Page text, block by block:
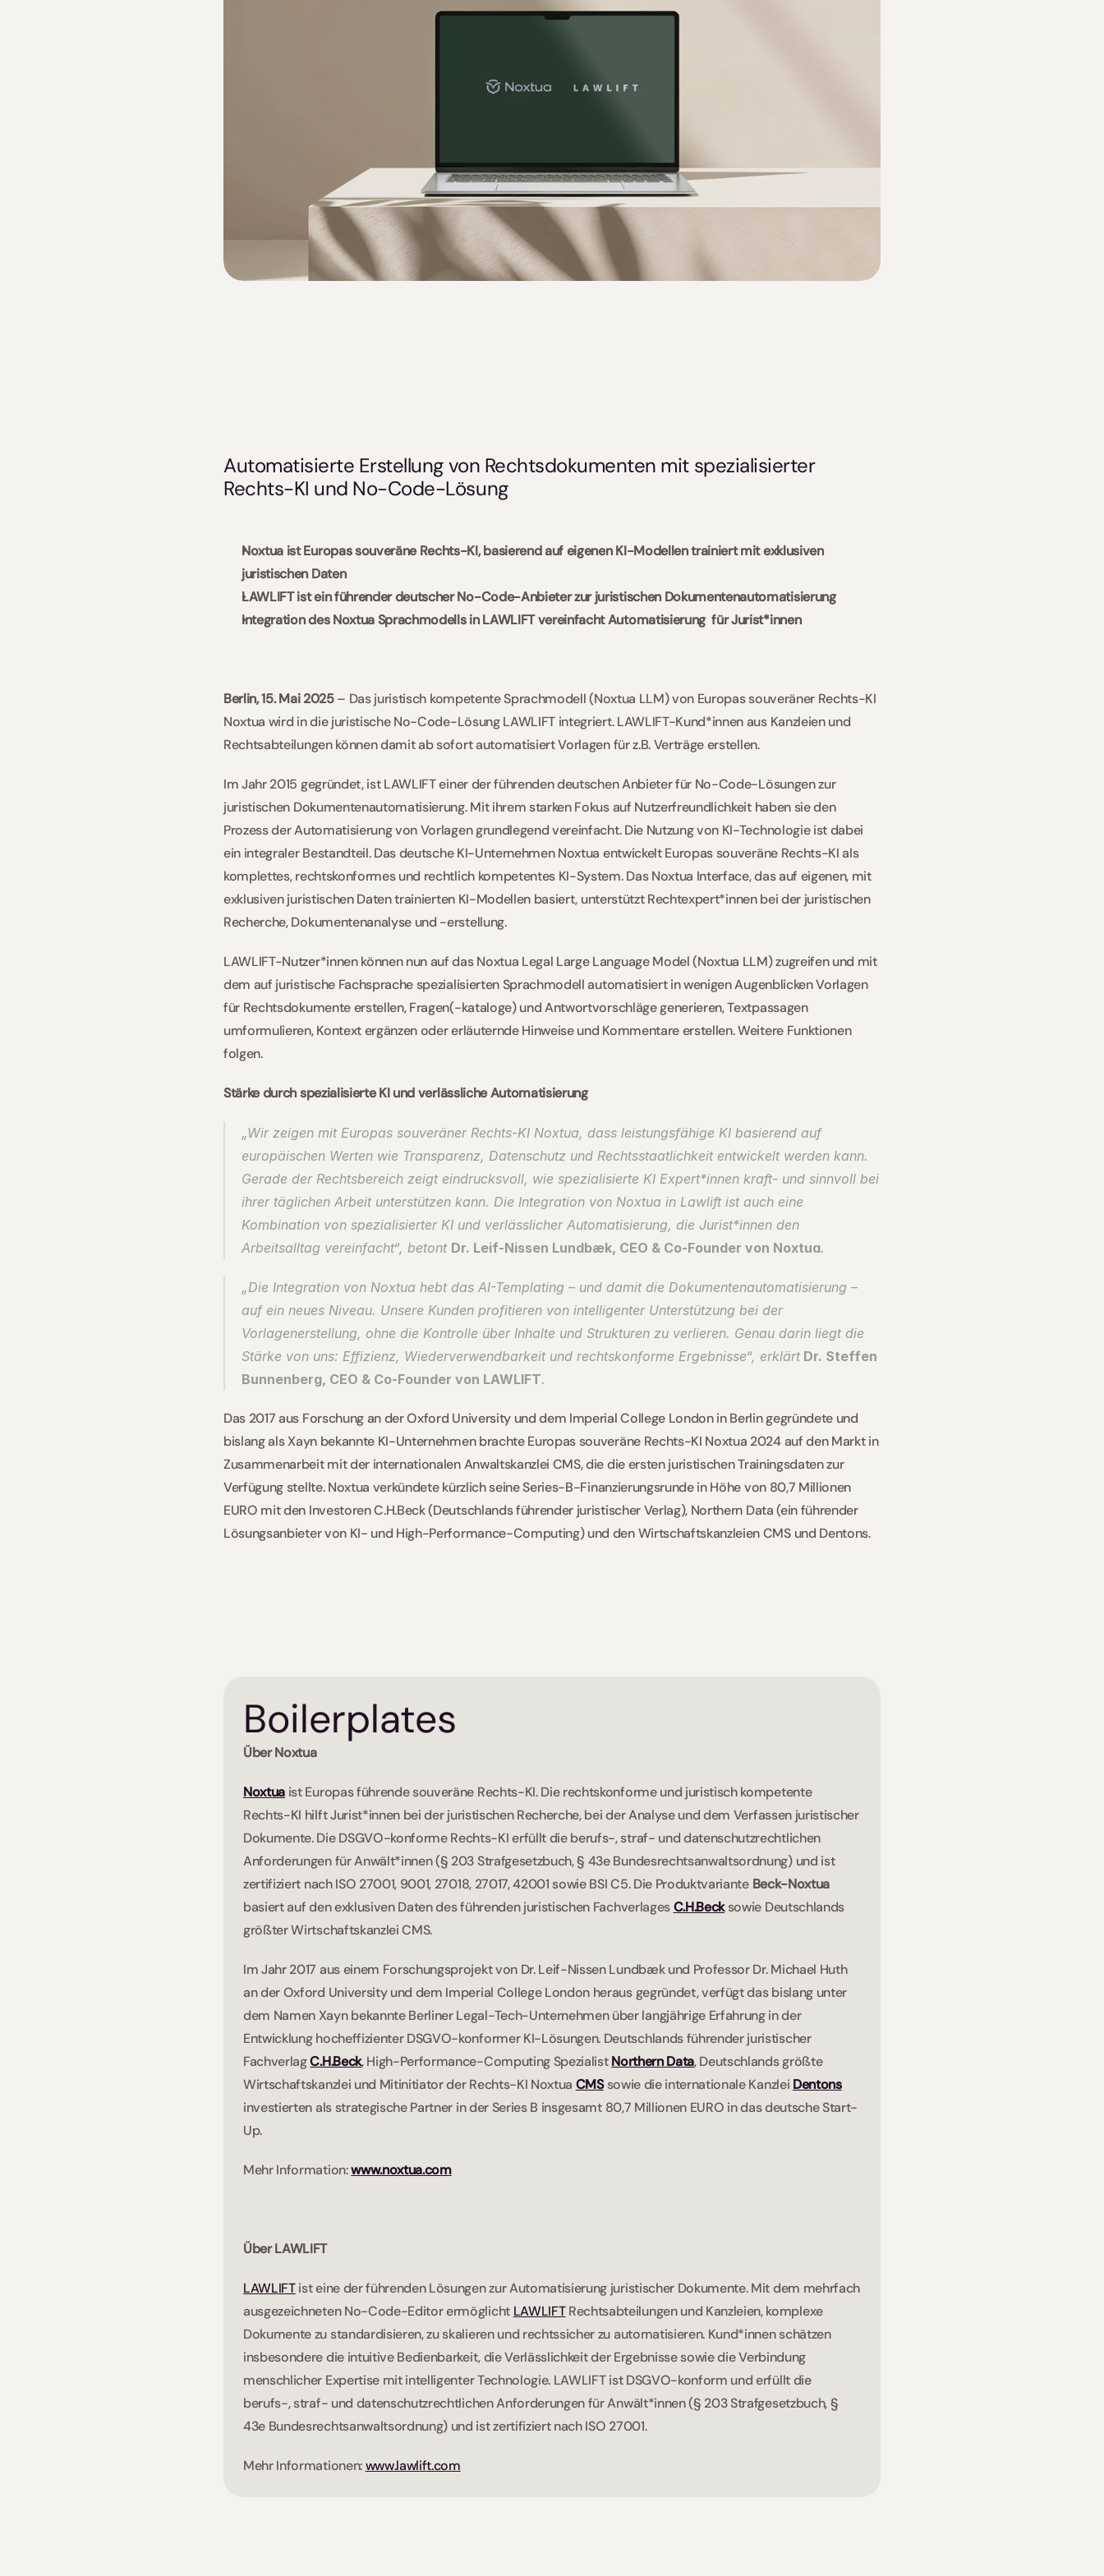
Automatisierte Erstellung von Rechtsdokumenten mit spezialisierter
Rechts-KI und No-Code-Lösung
Noxtua ist Europas souveräne Rechts-KI, basierend auf eigenen KI-Modellen trainiert mit exklusiven
juristischen Daten
LAWLIFT ist ein führender deutscher No-Code-Anbieter zur juristischen Dokumentenautomatisierung
Integration des Noxtua Sprachmodells in LAWLIFT vereinfacht Automatisierung  für Jurist*innen
Berlin, 15. Mai 2025 – Das juristisch kompetente Sprachmodell (Noxtua LLM) von Europas souveräner Rechts-KI
Noxtua wird in die juristische No-Code-Lösung LAWLIFT integriert. LAWLIFT-Kund*innen aus Kanzleien und
Rechtsabteilungen können damit ab sofort automatisiert Vorlagen für z.B. Verträge erstellen.
Im Jahr 2015 gegründet, ist LAWLIFT einer der führenden deutschen Anbieter für No-Code-Lösungen zur
juristischen Dokumentenautomatisierung. Mit ihrem starken Fokus auf Nutzerfreundlichkeit haben sie den
Prozess der Automatisierung von Vorlagen grundlegend vereinfacht. Die Nutzung von KI-Technologie ist dabei
ein integraler Bestandteil. Das deutsche KI-Unternehmen Noxtua entwickelt Europas souveräne Rechts-KI als
komplettes, rechtskonformes und rechtlich kompetentes KI-System. Das Noxtua Interface, das auf eigenen, mit
exklusiven juristischen Daten trainierten KI-Modellen basiert, unterstützt Rechtexpert*innen bei der juristischen
Recherche, Dokumentenanalyse und -erstellung.
LAWLIFT-Nutzer*innen können nun auf das Noxtua Legal Large Language Model (Noxtua LLM) zugreifen und mit
dem auf juristische Fachsprache spezialisierten Sprachmodell automatisiert in wenigen Augenblicken Vorlagen
für Rechtsdokumente erstellen, Fragen(-kataloge) und Antwortvorschläge generieren, Textpassagen
umformulieren, Kontext ergänzen oder erläuternde Hinweise und Kommentare erstellen. Weitere Funktionen
folgen.
Stärke durch spezialisierte KI und verlässliche Automatisierung
„Wir zeigen mit Europas souveräner Rechts-KI Noxtua, dass leistungsfähige KI basierend auf
europäischen Werten wie Transparenz, Datenschutz und Rechtsstaatlichkeit entwickelt werden kann.
Gerade der Rechtsbereich zeigt eindrucksvoll, wie spezialisierte KI Expert*innen kraft- und sinnvoll bei
ihrer täglichen Arbeit unterstützen kann. Die Integration von Noxtua in Lawlift ist auch eine
Kombination von spezialisierter KI und verlässlicher Automatisierung, die Jurist*innen den
Arbeitsalltag vereinfacht“, betont Dr. Leif-Nissen Lundbæk, CEO & Co-Founder von Noxtua.
„Die Integration von Noxtua hebt das AI-Templating – und damit die Dokumentenautomatisierung –
auf ein neues Niveau. Unsere Kunden profitieren von intelligenter Unterstützung bei der
Vorlagenerstellung, ohne die Kontrolle über Inhalte und Strukturen zu verlieren. Genau darin liegt die
Stärke von uns: Effizienz, Wiederverwendbarkeit und rechtskonforme Ergebnisse“, erklärt Dr. Steffen
Bunnenberg, CEO & Co-Founder von LAWLIFT.
Das 2017 aus Forschung an der Oxford University und dem Imperial College London in Berlin gegründete und
bislang als Xayn bekannte KI-Unternehmen brachte Europas souveräne Rechts-KI Noxtua 2024 auf den Markt in
Zusammenarbeit mit der internationalen Anwaltskanzlei CMS, die die ersten juristischen Trainingsdaten zur
Verfügung stellte. Noxtua verkündete kürzlich seine Series-B-Finanzierungsrunde in Höhe von 80,7 Millionen
EURO mit den Investoren C.H.Beck (Deutschlands führender juristischer Verlag), Northern Data (ein führender
Lösungsanbieter von KI- und High-Performance-Computing) und den Wirtschaftskanzleien CMS und Dentons.
Boilerplates
Über Noxtua
Noxtua ist Europas führende souveräne Rechts-KI. Die rechtskonforme und juristisch kompetente
Rechts-KI hilft Jurist*innen bei der juristischen Recherche, bei der Analyse und dem Verfassen juristischer
Dokumente. Die DSGVO-konforme Rechts-KI erfüllt die berufs-, straf- und datenschutzrechtlichen
Anforderungen für Anwält*innen (§ 203 Strafgesetzbuch, § 43e Bundesrechtsanwaltsordnung) und ist
zertifiziert nach ISO 27001, 9001, 27018, 27017, 42001 sowie BSI C5. Die Produktvariante Beck-Noxtua
basiert auf den exklusiven Daten des führenden juristischen Fachverlages C.H.Beck sowie Deutschlands
größter Wirtschaftskanzlei CMS.
Im Jahr 2017 aus einem Forschungsprojekt von Dr. Leif-Nissen Lundbæk und Professor Dr. Michael Huth
an der Oxford University und dem Imperial College London heraus gegründet, verfügt das bislang unter
dem Namen Xayn bekannte Berliner Legal-Tech-Unternehmen über langjährige Erfahrung in der
Entwicklung hocheffizienter DSGVO-konformer KI-Lösungen. Deutschlands führender juristischer
Fachverlag C.H.Beck, High-Performance-Computing Spezialist Northern Data, Deutschlands größte
Wirtschaftskanzlei und Mitinitiator der Rechts-KI Noxtua CMS sowie die internationale Kanzlei Dentons
investierten als strategische Partner in der Series B insgesamt 80,7 Millionen EURO in das deutsche Start-
Up.
Mehr Information: www.noxtua.com
Über LAWLIFT
LAWLIFT ist eine der führenden Lösungen zur Automatisierung juristischer Dokumente. Mit dem mehrfach
ausgezeichneten No-Code-Editor ermöglicht LAWLIFT Rechtsabteilungen und Kanzleien, komplexe
Dokumente zu standardisieren, zu skalieren und rechtssicher zu automatisieren. Kund*innen schätzen
insbesondere die intuitive Bedienbarkeit, die Verlässlichkeit der Ergebnisse sowie die Verbindung
menschlicher Expertise mit intelligenter Technologie. LAWLIFT ist DSGVO-konform und erfüllt die
berufs-, straf- und datenschutzrechtlichen Anforderungen für Anwält*innen (§ 203 Strafgesetzbuch, §
43e Bundesrechtsanwaltsordnung) und ist zertifiziert nach ISO 27001.
Mehr Informationen: www.lawlift.com